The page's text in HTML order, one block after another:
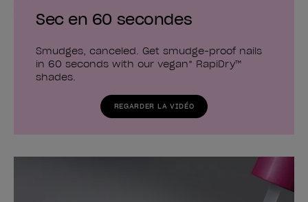
Sec en 60 secondes
Smudges, canceled. Get smudge-proof nails
in 60 seconds with our vegan* RapiDry™
shades.
REGARDER LA VIDÉO